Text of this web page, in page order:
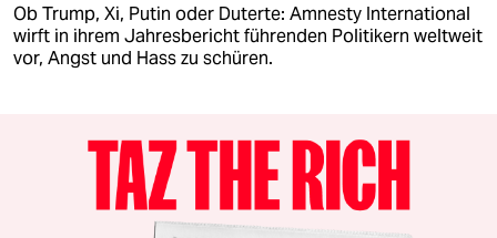
Ob Trump, Xi, Putin oder Duterte: Amnesty International
wirft in ihrem Jahresbericht führenden Politikern weltweit
vor, Angst und Hass zu schüren.